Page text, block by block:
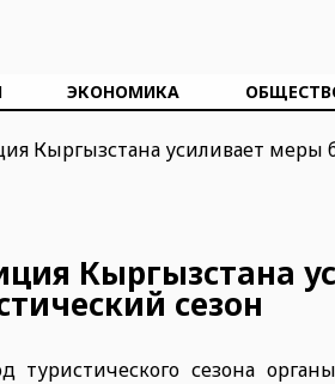
ЭКОНОМИКА
Кыргызстана
сезон
туристического сезона